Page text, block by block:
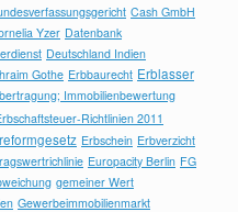
Cash GmbH
Yzer Datenbank
Deutschland Indien
Gothe Erbbaurecht Erblasser
Immobilienbewertung
Richtlinien 2011
Erbschein Erbverzicht
Europacity Berlin FG
gemeiner Wert
Gewerbeimmobilienmarkt